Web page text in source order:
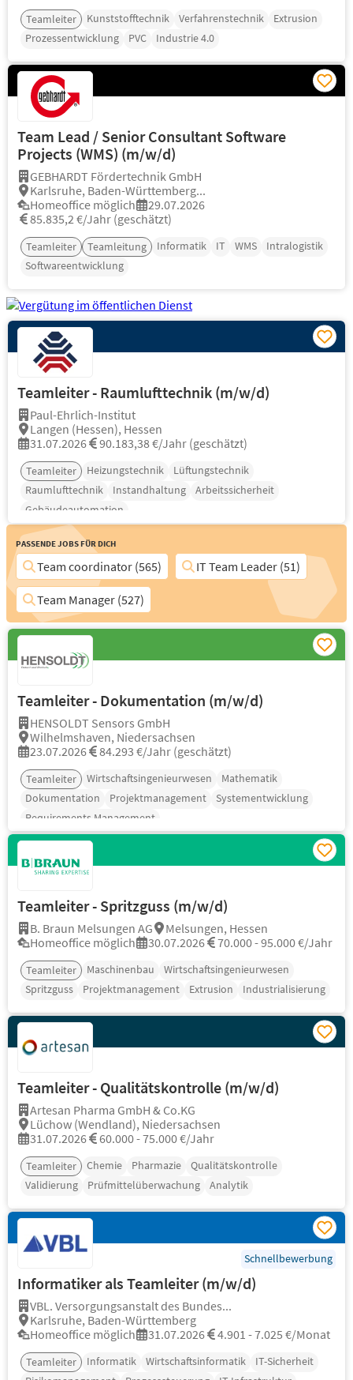
Teamleiter Kunststofftechnik Verfahrenstechnik
Extrusion
Prozessentwicklung
PVC Industrie 4.0
Team Lead / Senior Consultant Software
Projects (WMS) (m/w/d)
GEBHARDT Fördertechnik GmbH
Karlsruhe, Baden-Württemberg...
Homeoffice möglich
29.07.2026
85.835,2 €/Jahr (geschätzt)
Teamleiter Teamleitung Informatik IT WMS
Intralogistik
Softwareentwicklung
Teamleiter - Raumlufttechnik (m/w/d)
Paul-Ehrlich-Institut
Langen (Hessen), Hessen
31.07.2026
90.183,38 €/Jahr (geschätzt)
Teamleiter Heizungstechnik
Lüftungstechnik
Raumlufttechnik
Instandhaltung
Arbeitssicherheit
Gebäudeautomation
Passende Jobs für Dich
Team coordinator (565)
IT Team Leader (51)
Team Manager (527)
Teamleiter - Dokumentation (m/w/d)
HENSOLDT Sensors GmbH
Wilhelmshaven, Niedersachsen
23.07.2026
84.293 €/Jahr (geschätzt)
Teamleiter Wirtschaftsingenieurwesen
Mathematik
Dokumentation
Projektmanagement
Systementwicklung
Requirements Management
Teamleiter - Spritzguss (m/w/d)
B. Braun Melsungen AG
Melsungen, Hessen
Homeoffice möglich
30.07.2026 70.000 - 95.000 €/Jahr
Teamleiter Maschinenbau
Wirtschaftsingenieurwesen
Spritzguss
Projektmanagement Extrusion Industrialisierung
Teamleiter - Qualitätskontrolle (m/w/d)
Artesan Pharma GmbH & Co.KG
Lüchow (Wendland), Niedersachsen
31.07.2026
60.000 - 75.000 €/Jahr
Teamleiter Chemie Pharmazie
Qualitätskontrolle
Validierung
Prüfmittelüberwachung Analytik
Schnellbewerbung
Informatiker als Teamleiter (m/w/d)
VBL. Versorgungsanstalt des Bundes...
Karlsruhe, Baden-Württemberg
Homeoffice möglich
31.07.2026 4.901 - 7.025 €/Monat
Teamleiter Informatik Wirtschaftsinformatik
IT-Sicherheit